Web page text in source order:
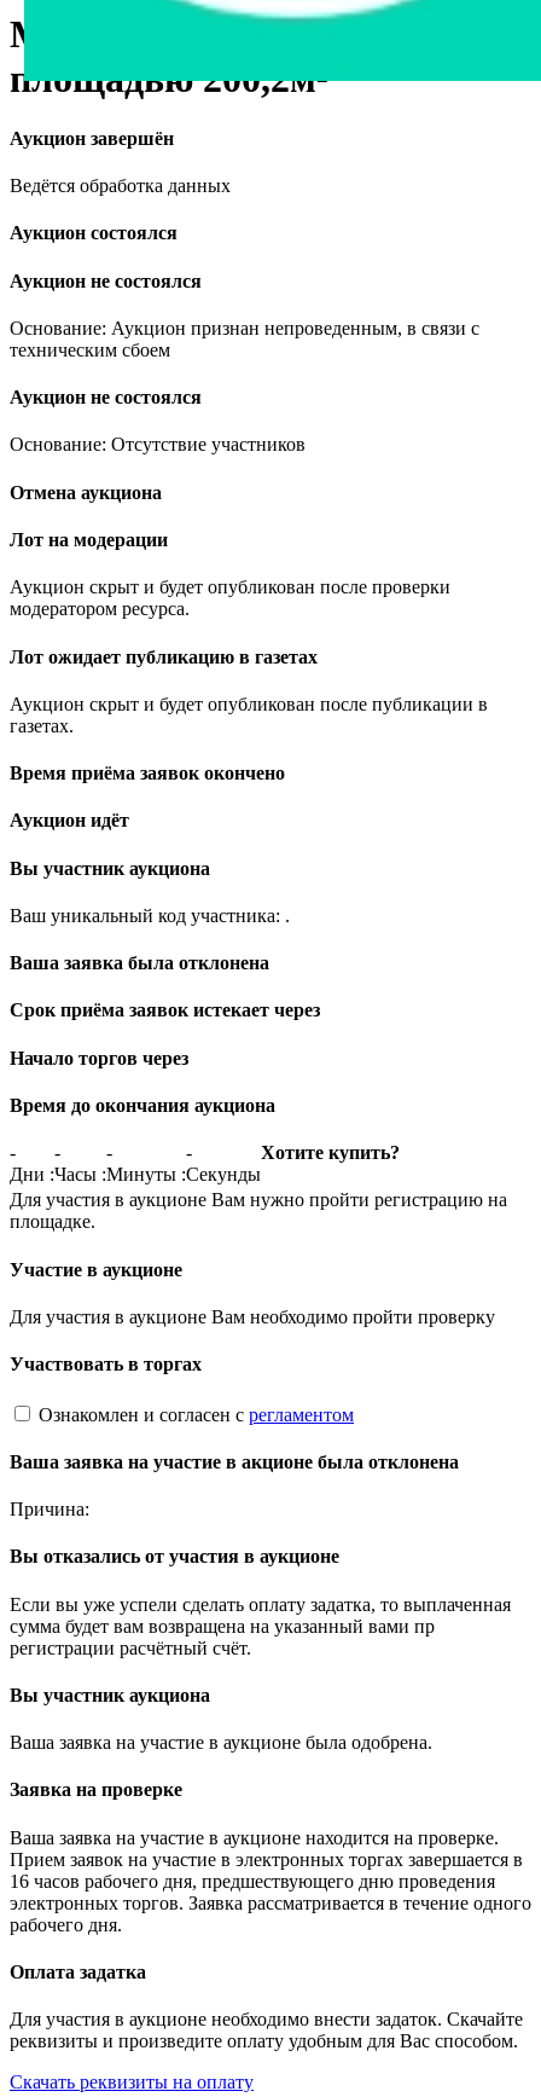
Магазин в г. Гомеле,
площадью 200,2м²
Аукцион завершён
Ведётся обработка данных
Аукцион состоялся
Аукцион не состоялся
Основание: Аукцион признан непроведенным, в связи с
техническим сбоем
Аукцион не состоялся
Основание: Отсутствие участников
Отмена аукциона
Лот на модерации
Аукцион скрыт и будет опубликован после проверки
модератором ресурса.
Лот ожидает публикацию в газетах
Аукцион скрыт и будет опубликован после публикации в
газетах.
Время приёма заявок окончено
Аукцион идёт
Вы участник аукциона
Ваш уникальный код участника: .
Ваша заявка была отклонена
Срок приёма заявок истекает через
Начало торгов через
Время до окончания аукциона
-
Дни :
-
Часы :
-
Минуты :
-
Секунды
Хотите купить?
Для участия в аукционе Вам нужно пройти регистрацию на
площадке.
Участие в аукционе
Для участия в аукционе Вам необходимо пройти проверку
Участвовать в торгах
Ознакомлен и согласен с регламентом
Ваша заявка на участие в акционе была отклонена
Причина:
Вы отказались от участия в аукционе
Если вы уже успели сделать оплату задатка, то выплаченная
сумма будет вам возвращена на указанный вами пр
регистрации расчётный счёт.
Вы участник аукциона
Ваша заявка на участие в аукционе была одобрена.
Заявка на проверке
Ваша заявка на участие в аукционе находится на проверке.
Прием заявок на участие в электронных торгах завершается в
16 часов рабочего дня, предшествующего дню проведения
электронных торгов. Заявка рассматривается в течение одного
рабочего дня.
Оплата задатка
Для участия в аукционе необходимо внести задаток. Скачайте
реквизиты и произведите оплату удобным для Вас способом.
Скачать реквизиты на оплату